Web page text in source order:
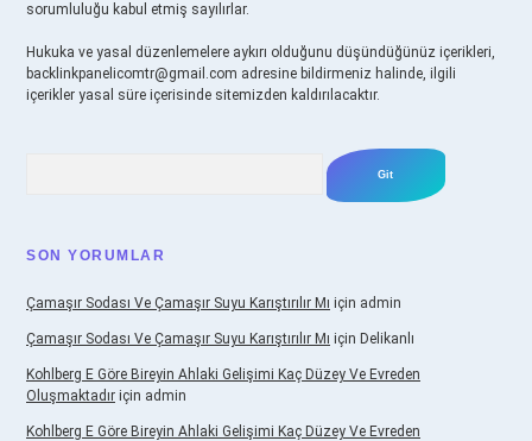
sorumluluğu kabul etmiş sayılırlar.
Hukuka ve yasal düzenlemelere aykırı olduğunu düşündüğünüz içerikleri,
backlinkpanelicomtr@gmail.com adresine bildirmeniz halinde, ilgili
içerikler yasal süre içerisinde sitemizden kaldırılacaktır.
SON YORUMLAR
Çamaşır Sodası Ve Çamaşır Suyu Karıştırılır Mı için admin
Çamaşır Sodası Ve Çamaşır Suyu Karıştırılır Mı için Delikanlı
Kohlberg E Göre Bireyin Ahlaki Gelişimi Kaç Düzey Ve Evreden
Oluşmaktadır için admin
Kohlberg E Göre Bireyin Ahlaki Gelişimi Kaç Düzey Ve Evreden